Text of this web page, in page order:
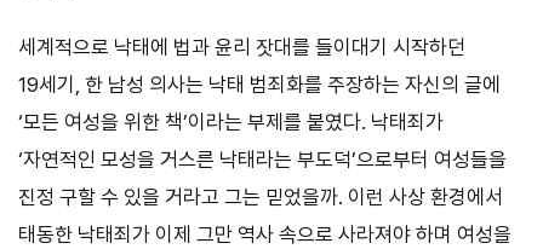
세계적으로 낙태에 법과 윤리 잣대를 들이대기 시작하던
19세기, 한 남성 의사는 낙태 범죄화를 주장하는 자신의 글에
‘모든 여성을 위한 책’이라는 부제를 붙였다. 낙태죄가
‘자연적인 모성을 거스른 낙태라는 부도덕’으로부터 여성들을
진정 구할 수 있을 거라고 그는 믿었을까. 이런 사상 환경에서
태동한 낙태죄가 이제 그만 역사 속으로 사라져야 하며 여성을